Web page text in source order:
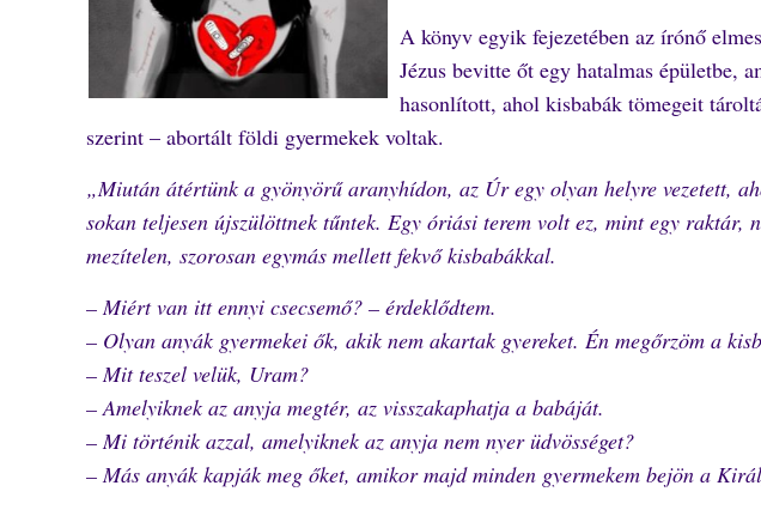
A könyv egyik fejezetében az írónő
Jézus bevitte őt egy hatalmas épületbe,
hasonlított, ahol kisbabák tömegeit
szerint – abortált földi gyermekek voltak.
„Miután átértünk a gyönyörű aranyhídon, az Úr egy olyan helyre vezetett,
sokan teljesen újszülöttnek tűntek. Egy óriási terem volt ez, mint egy raktár,
mezítelen, szorosan egymás mellett fekvő kisbabákkal.
– Miért van itt ennyi csecsemő? – érdeklődtem.
– Olyan anyák gyermekei ők, akik nem akartak gyereket. Én megőrzöm a
– Mit teszel velük, Uram?
– Amelyiknek az anyja megtér, az visszakaphatja a babáját.
– Mi történik azzal, amelyiknek az anyja nem nyer üdvösséget?
– Más anyák kapják meg őket, amikor majd minden gyermekem bejön a